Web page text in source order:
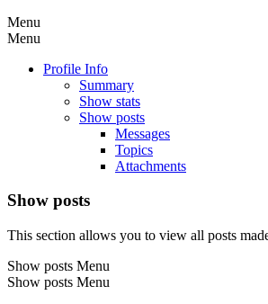
Menu
Menu
Profile Info
Summary
Show stats
Show posts
Messages
Topics
Attachments
Show posts
This section allows you to view all posts
Show posts Menu
Show posts Menu